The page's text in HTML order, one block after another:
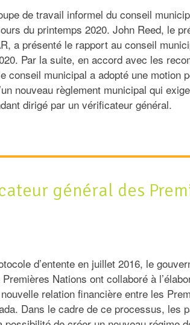
de travail informel du conseil
du printemps 2020. John Reed, le
a présenté le rapport au conseil
Par la suite, en accord avec les
conseil municipal a adopté une motion
nouveau règlement municipal qui
dirigé par un vérificateur général.
général des
d’entente en juillet 2016, le
Nations ont collaboré à
relation financière entre les
Dans le cadre de ce processus, les